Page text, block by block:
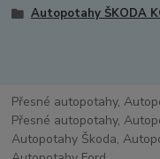
Autopotahy ŠKODA
Přesné autopotahy,
Přesné autopotahy,
Autopotahy Škoda,